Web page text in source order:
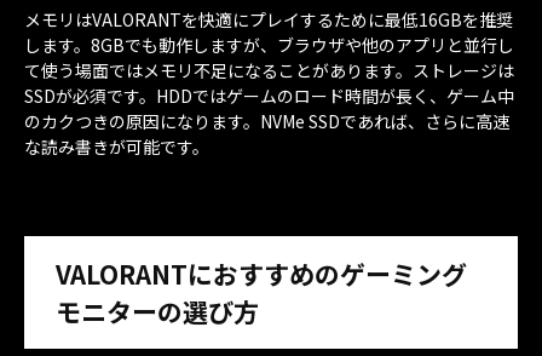
メモリはVALORANTを快適にプレイするために最低16GBを推奨
します。8GBでも動作しますが、ブラウザや他のアプリと並行し
て使う場面ではメモリ不足になることがあります。ストレージは
SSDが必須です。HDDではゲームのロード時間が長く、ゲーム中
のカクつきの原因になります。NVMe SSDであれば、さらに高速
な読み書きが可能です。
VALORANTにおすすめのゲーミング
モニターの選び方